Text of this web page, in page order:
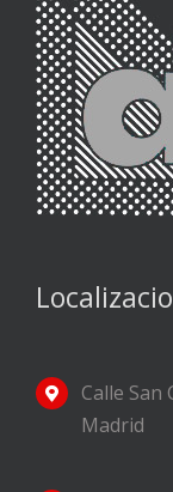
Calle San
Madrid